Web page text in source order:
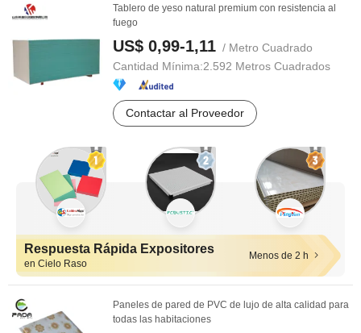
Tablero de yeso natural premium con resistencia al
fuego
US$ 0,99-1,11 / Metro Cuadrado
Cantidad Mínima:2.592 Metros Cuadrados
Contactar al Proveedor
Respuesta Rápida Expositores
en Cielo Raso
Menos de 2 h
Paneles de pared de PVC de lujo de alta calidad para
todas las habitaciones